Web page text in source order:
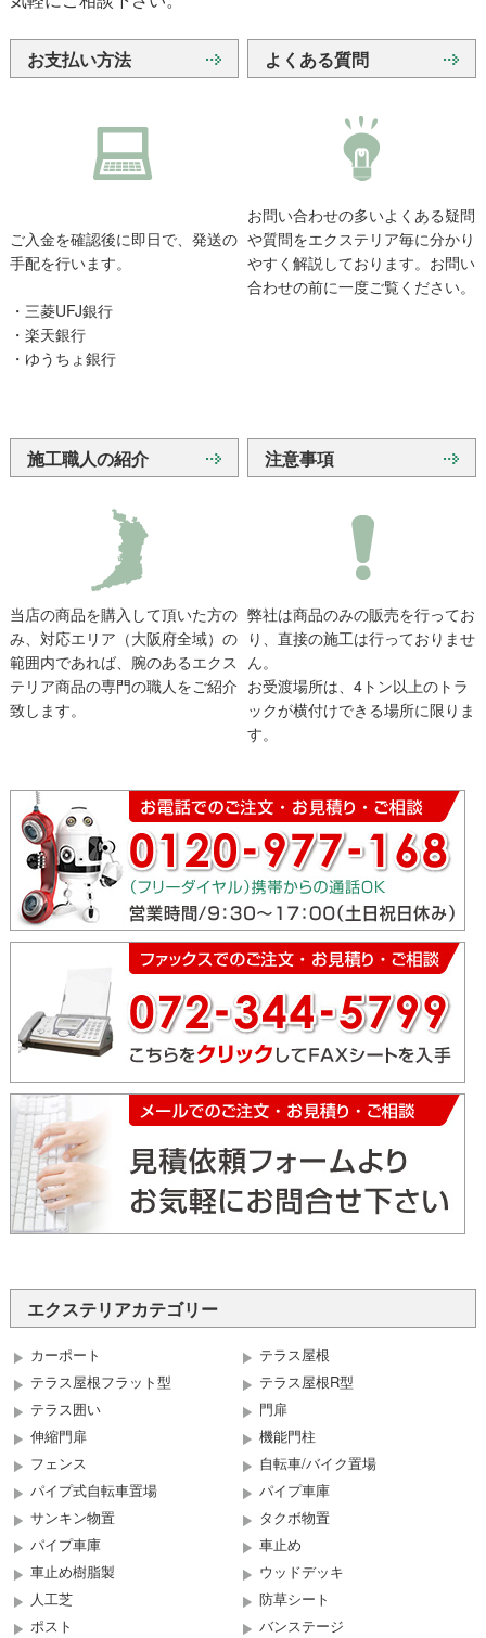
お支払い方法
ご入金を確認後に即日で、発送の
手配を行います。
・三菱UFJ銀行
・楽天銀行
・ゆうちょ銀行
よくある質問
お問い合わせの多いよくある疑問
や質問をエクステリア毎に分かり
やすく解説しております。お問い
合わせの前に一度ご覧ください。
施工職人の紹介
当店の商品を購入して頂いた方の
み、対応エリア（大阪府全域）の
範囲内であれば、腕のあるエクス
テリア商品の専門の職人をご紹介
致します。
注意事項
弊社は商品のみの販売を行ってお
り、直接の施工は行っておりませ
ん。
お受渡場所は、4トン以上のトラ
ックが横付けできる場所に限りま
す。
エクステリアカテゴリー
カーポート
テラス屋根
テラス屋根フラット型
テラス屋根R型
テラス囲い
門扉
伸縮門扉
機能門柱
フェンス
自転車/バイク置場
パイプ式自転車置場
パイプ車庫
サンキン物置
タクボ物置
パイプ車庫
車止め
車止め樹脂製
ウッドデッキ
人工芝
防草シート
ポスト
バンステージ